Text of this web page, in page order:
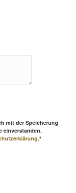
mit der Speicherung
einverstanden.
.*